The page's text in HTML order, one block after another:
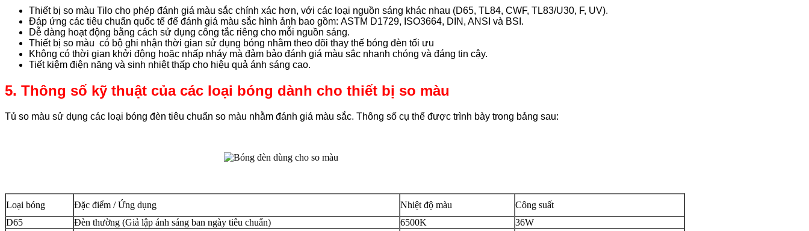
Thiết bị so màu Tilo cho phép đánh giá màu sắc chính xác hơn, với các loại nguồn sáng khác nhau (D65, TL84, CWF, TL83/U30, F, UV).
Đáp ứng các tiêu chuẩn quốc tế để đánh giá màu sắc hình ảnh bao gồm: ASTM D1729, ISO3664, DIN, ANSI và BSI.
Dễ dàng hoạt động bằng cách sử dụng công tắc riêng cho mỗi nguồn sáng.
Thiết bị so màu có bộ ghi nhận thời gian sử dụng bóng nhằm theo dõi thay thế bóng đèn tối ưu
Không có thời gian khởi động hoặc nhấp nháy mà đảm bảo đánh giá màu sắc nhanh chóng và đáng tin cậy.
Tiết kiệm điện năng và sinh nhiệt thấp cho hiệu quả ánh sáng cao.
5. Thông số kỹ thuật của các loại bóng dành cho thiết bị so màu
Tủ so màu sử dụng các loại bóng đèn tiêu chuẩn so màu nhằm đánh giá màu sắc. Thông số cụ thể được trình bày trong bảng sau:
Loại bóng Đặc điểm / Ứng dụng Nhiệt độ màu
Công suất
D65
Đèn thường (Giả lập ánh sáng ban ngày tiêu chuẩn) 6500K 36W